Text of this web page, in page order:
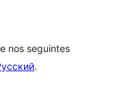
nos seguintes
.